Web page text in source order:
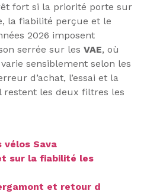
fort si la priorité porte sur
la fiabilité perçue et le
2026 imposent
serrée sur les VAE, où
sensiblement selon les
d’achat, l’essai et la
restent les deux filtres les
vélos Sava
sur la fiabilité les
et retour d